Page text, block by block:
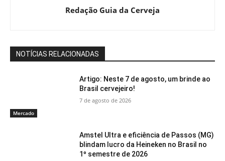
Redação Guia da Cerveja
NOTÍCIAS RELACIONADAS
Mercado
Artigo: Neste 7 de agosto, um brinde ao
Brasil cervejeiro!
7 de agosto de 2026
Amstel Ultra e eficiência de Passos (MG)
blindam lucro da Heineken no Brasil no
1º semestre de 2026